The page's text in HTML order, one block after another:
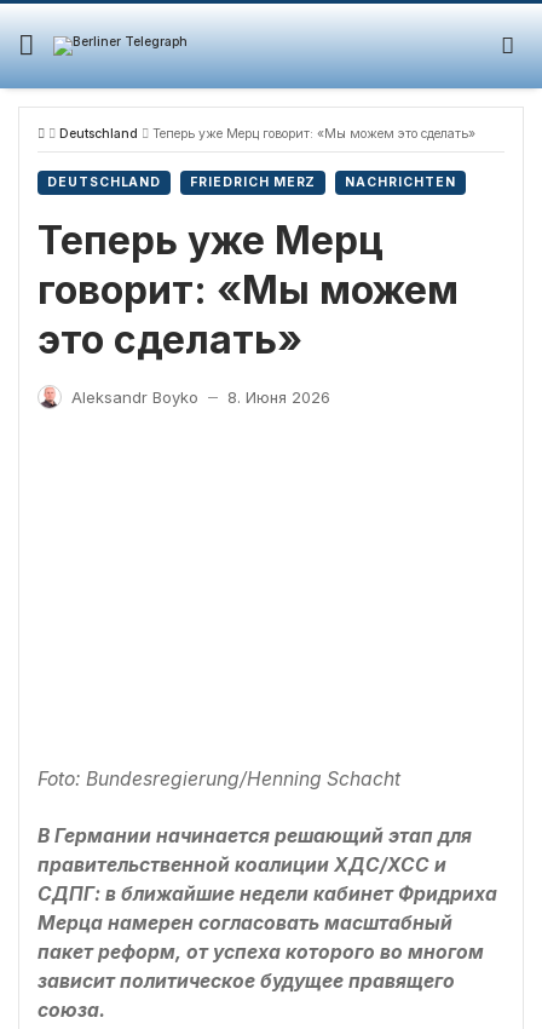
Skip
content
Deutschland Теперь уже Мерц говорит: «Мы можем это сделать»
DEUTSCHLAND FRIEDRICH MERZ NACHRICHTEN
Теперь уже Мерц
говорит: «Мы можем
это сделать»
Aleksandr Boyko — 8. Июня 2026
Foto: Bundesregierung/Henning Schacht
В Германии начинается решающий этап для
правительственной коалиции ХДС/ХСС и
СДПГ: в ближайшие недели кабинет Фридриха
Мерца намерен согласовать масштабный
пакет реформ, от успеха которого во многом
зависит политическое будущее правящего
союза.